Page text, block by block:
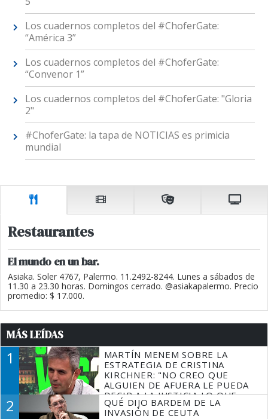
Los cuadernos completos del #ChoferGate:
“América 3”
Los cuadernos completos del #ChoferGate:
“Convenor 1”
Los cuadernos completos del #ChoferGate: "Gloria
2"
#ChoferGate: la tapa de NOTICIAS es primicia
mundial
Restaurantes
El mundo en un bar.
Asiaka. Soler 4767, Palermo. 11.2492-8244. Lunes a sábados de
11.30 a 23.30 horas. Domingos cerrado. @asiakapalermo. Precio
promedio: $ 17.000.
MÁS LEÍDAS
1
MARTÍN MENEM SOBRE LA
ESTRATEGIA DE CRISTINA
KIRCHNER: "NO CREO QUE
ALGUIEN DE AFUERA LE PUEDA
DECIR A LA JUSTICIA LO QUE
TIENE QUE HACER"
2
QUÉ DIJO BARDEM DE LA
INVASIÓN DE CEUTA